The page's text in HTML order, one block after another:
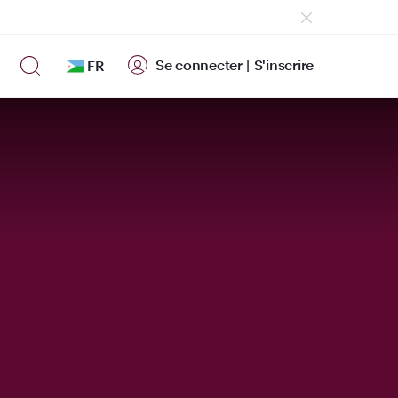
FR Se connecter | S'inscrire